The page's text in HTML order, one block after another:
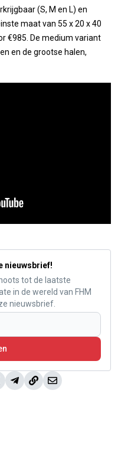
(S, M en L) en
maat van 55 x 20 x 40
€985. De medium variant
en de grootse halen,
nieuwsbrief!
tot de laatste
in de wereld van FHM
nieuwsbrief.